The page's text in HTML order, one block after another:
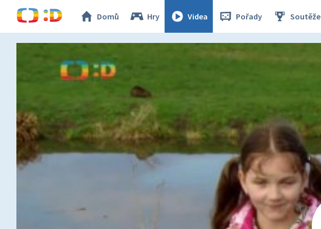
Domů Hry Videa Pořady Soutěže